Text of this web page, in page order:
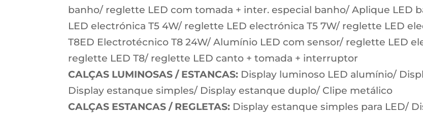
banho/ reglette LED com tomada + inter. especial banho/ Aplique LED
LED electrónica T5 4W/ reglette LED electrónica T5 7W/ reglette LED
T8ED Electrotécnico T8 24W/ Alumínio LED com sensor/ reglette LED
reglette LED T8/ reglette LED canto + tomada + interruptor
CALÇAS LUMINOSAS / ESTANCAS: Display luminoso LED alumínio/
Display estanque simples/ Display estanque duplo/ Clipe metálico
CALÇAS ESTANCAS / REGLETAS: Display estanque simples para LED/